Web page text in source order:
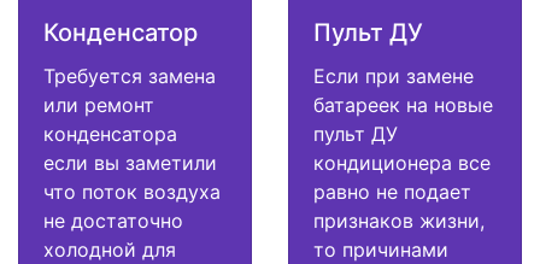
Конденсатор
Требуется замена
или ремонт
конденсатора
если вы заметили
что поток воздуха
не достаточно
холодной для
Пульт ДУ
Если при замене
батареек на новые
пульт ДУ
кондиционера все
равно не подает
признаков жизни,
то причинами